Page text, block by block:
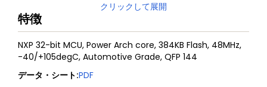
クリックして展開
特徴
NXP 32-bit MCU, Power Arch core, 384KB Flash, 48MHz,
-40/+105degC, Automotive Grade, QFP 144
データ・シート:PDF